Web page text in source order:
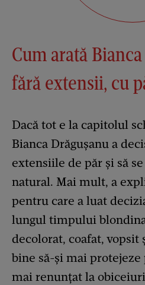
Cum arată
fără extensii, cu
Dacă tot e la capitolul
Bianca Drăgușanu a
extensiile de păr și să
natural. Mai mult, a
pentru care a luat
lungul timpului
decolorat, coafat, vopsit
bine să-și mai protejeze
mai renunțat la